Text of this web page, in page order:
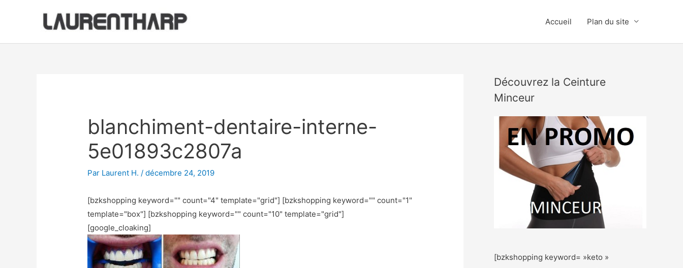
Accueil Plan du site
blanchiment-dentaire-interne-
5e01893c2807a
Par Laurent H./décembre 24, 2019
[bzkshopping keyword="" count="4" template="grid"] [bzkshopping keyword="" count="1"
template="box"] [bzkshopping keyword="" count="10" template="grid"]
[google_cloaking]
Découvrez la Ceinture
Minceur
[bzkshopping keyword= »keto »